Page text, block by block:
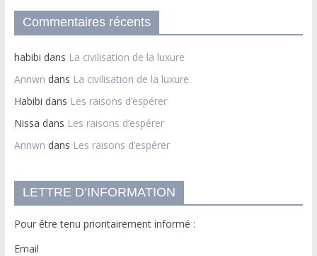
Commentaires récents
habibi dans La civilisation de la luxure
Annwn dans La civilisation de la luxure
Habibi dans Les raisons d’espérer
Nissa dans Les raisons d’espérer
Annwn dans Les raisons d’espérer
LETTRE D’INFORMATION
Pour être tenu prioritairement informé :
Email